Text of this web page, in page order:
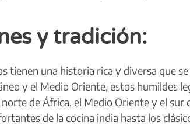
y tradición:
tienen una historia rica y diversa que
y el Medio Oriente, estos humildes
norte de África, el Medio Oriente y el
de la cocina india hasta los